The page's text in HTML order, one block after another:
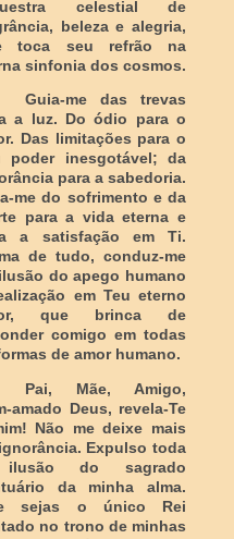
celestial de
beleza e alegria,
toca seu refrão na
sinfonia dos cosmos.
Guia-me das trevas
a luz. Do ódio para o
Das limitações para o
poder inesgotável; da
para a sabedoria.
me do sofrimento e da
para a vida eterna e
a satisfação em Ti.
de tudo, conduz-me
do apego humano
em Teu eterno
que brinca de
comigo em todas
de amor humano.
Pai, Mãe, Amigo,
amado Deus, revela-Te
Não me deixe mais
Expulso toda
do sagrado
da minha alma.
sejas o único Rei
no trono de minhas